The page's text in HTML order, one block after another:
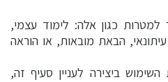
למטרות כגון אלה: לימוד עצמי,
הבאת מובאות, או הוראה
ביצירה לעניין סעיף זה,